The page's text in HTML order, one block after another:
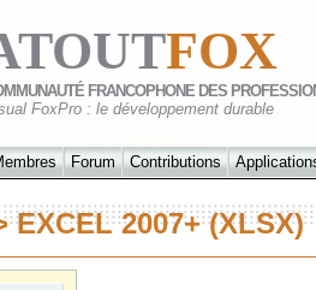
FOX
FRANCOPHONE DES
FoxPro : le développement durable
Forum Contributions
EXCEL 2007+